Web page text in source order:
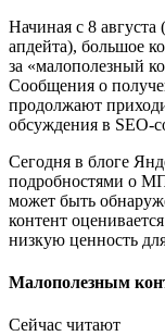
Начиная с 8
апдейта), большое
за «малополезный
Сообщения о
продолжают
обсуждения в SEO-
Сегодня в блоге
подробностями о
может быть
контент
низкую ценность
Малополезным
Сейчас читают